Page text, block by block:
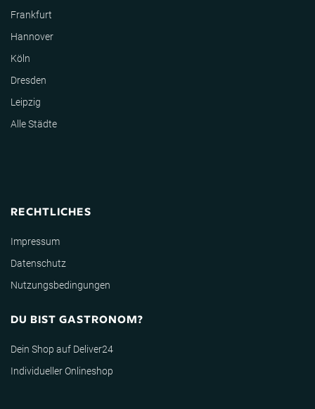
Frankfurt
Hannover
Köln
Dresden
Leipzig
Alle Städte
RECHTLICHES
Impressum
Datenschutz
Nutzungsbedingungen
DU BIST GASTRONOM?
Dein Shop auf Deliver24
Individueller Onlineshop